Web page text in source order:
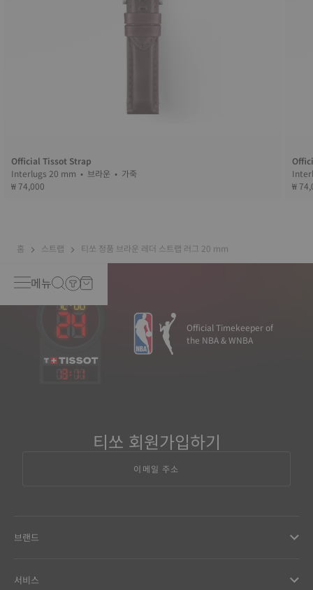
Official Tissot Strap
Interlugs 20 mm • 브라운 • 가죽
₩ 74,000
₩
홈 스트랩 티쏘 정품 브라운 레더 스트랩 러그 20 mm
메뉴
13: 11
Official Timekeeper of
the NBA & WNBA
티쏘 회원가입하기
이메일 주소
브랜드
서비스